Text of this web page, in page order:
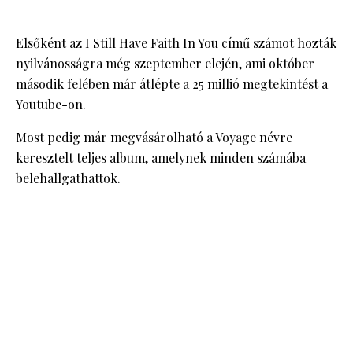
Elsőként az I Still Have Faith In You című számot hozták
nyilvánosságra még szeptember elején, ami október
második felében már átlépte a 25 millió megtekintést a
Youtube-on.
Most pedig már megvásárolható a Voyage névre
keresztelt teljes album, amelynek minden számába
belehallgathattok.